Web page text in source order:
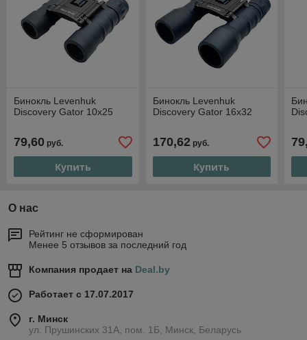
Бинокль Levenhuk
Discovery Gator 10x25
79,60 руб.
Купить
Бинокль Levenhuk
Discovery Gator 16x32
170,62руб.
Купить
О нас
Рейтинг не сформирован
Менее 5 отзывов за последний год
Компания продает на Deal.by
Работает с 17.07.2017
г. Минск
ул. Прушинских 31А, пом. 1Б, Минск, Беларусь